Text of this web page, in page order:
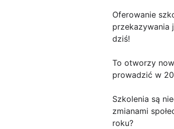
Oferowanie
przekazywania
dziś!
To otworzy
prowadzić w
Szkolenia są
zmianami
roku?